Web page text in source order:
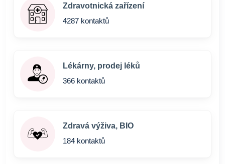
Zdravotnická zařízení
4287 kontaktů
Lékárny, prodej léků
366 kontaktů
Zdravá výživa, BIO
184 kontaktů